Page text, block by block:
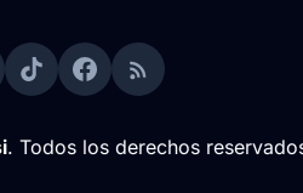
. Todos los derechos